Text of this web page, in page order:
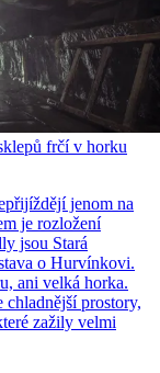
frčí v horku
jenom na
je rozložení
jsou Stará
o Hurvínkovi.
ani velká horka.
prostory,
zažily velmi